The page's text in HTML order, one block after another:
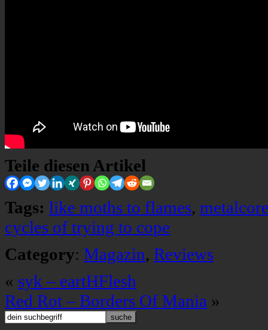
Teile diesen Artikel
Tags: like moths to flames,
cycles of trying to cope
Category: Magazin, Reviews
« syk – eartHFlesh
Red Rot – Borders Of Mania »